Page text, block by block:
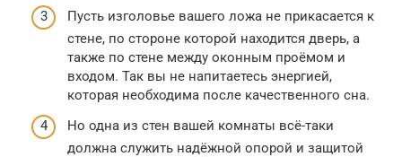
Пусть изголовье вашего ложа не прикасается к
стене, по стороне которой находится дверь, а
также по стене между оконным проёмом и
входом. Так вы не напитаетесь энергией,
которая необходима после качественного сна.
Но одна из стен вашей комнаты всё-таки
должна служить надёжной опорой и защитой